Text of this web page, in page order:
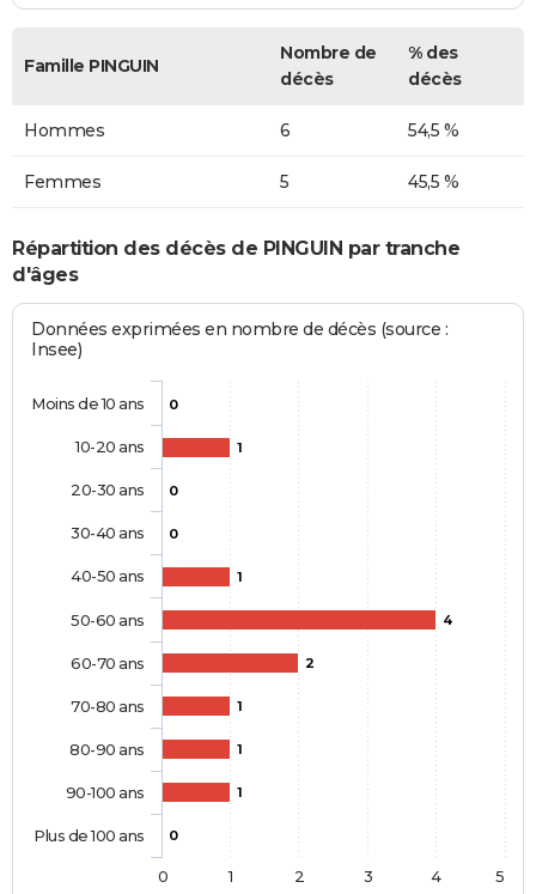
Famille PINGUIN
Nombre de
décès
% des
décès
Hommes 6 54,5 %
Femmes 5 45,5 %
Répartition des décès de PINGUIN par tranche
d'âges
Données exprimées en nombre de décès (source :
Insee)
0
1
0
0
1
4
2
1
1
1
0
Moins de 10 ans
10-20 ans
20-30 ans
30-40 ans
40-50 ans
50-60 ans
60-70 ans
70-80 ans
80-90 ans
90-100 ans
Plus de 100 ans
0 1 2 3 4 5